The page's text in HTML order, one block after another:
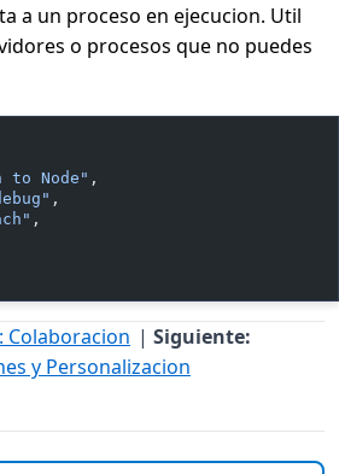
a un proceso en ejecucion. Util
o procesos que no puedes
to Node" ,
,
,
Colaboracion | Siguiente:
y Personalizacion